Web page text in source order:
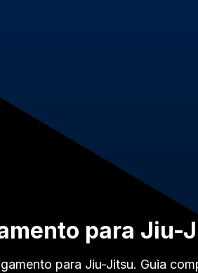
para
para Jiu-Jitsu. Guia